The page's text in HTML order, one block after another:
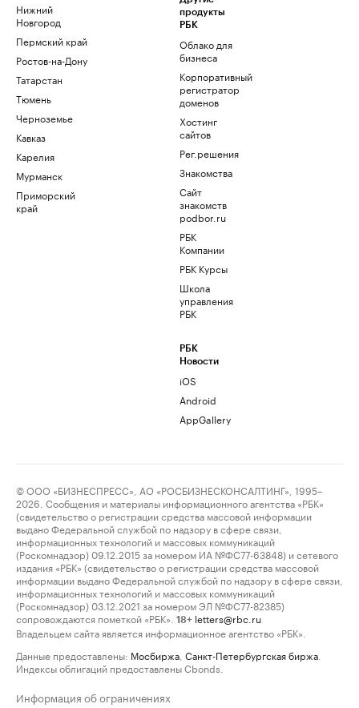
Нижний
Новгород
Пермский край
Ростов-на-Дону
Татарстан
Тюмень
Черноземье
Кавказ
Карелия
Мурманск
Приморский
край
продукты
РБК
Облако для
бизнеса
Корпоративный
регистратор
доменов
Хостинг
сайтов
Рег.решения
Знакомства
Сайт
знакомств
podbor.ru
РБК
Компании
РБК Курсы
Школа
управления
РБК
РБК
Новости
iOS
Android
AppGallery
© ООО «БИЗНЕСПРЕСС», АО «РОСБИЗНЕСКОНСАЛТИНГ», 1995–
2026. Сообщения и материалы информационного агентства «РБК»
(свидетельство о регистрации средства массовой информации
выдано Федеральной службой по надзору в сфере связи,
информационных технологий и массовых коммуникаций
(Роскомнадзор) 09.12.2015 за номером ИА №ФС77-63848) и сетевого
издания «РБК» (свидетельство о регистрации средства массовой
информации выдано Федеральной службой по надзору в сфере связи,
информационных технологий и массовых коммуникаций
(Роскомнадзор) 03.12.2021 за номером ЭЛ №ФС77-82385)
сопровождаются пометкой «РБК».
18+ letters@rbc.ru
Владельцем сайта является информационное агентство «РБК».
Данные предоставлены: Мосбиржа Санкт-Петербургская биржа
Индексы облигаций предоставлены Cbonds.
Информация об ограничениях